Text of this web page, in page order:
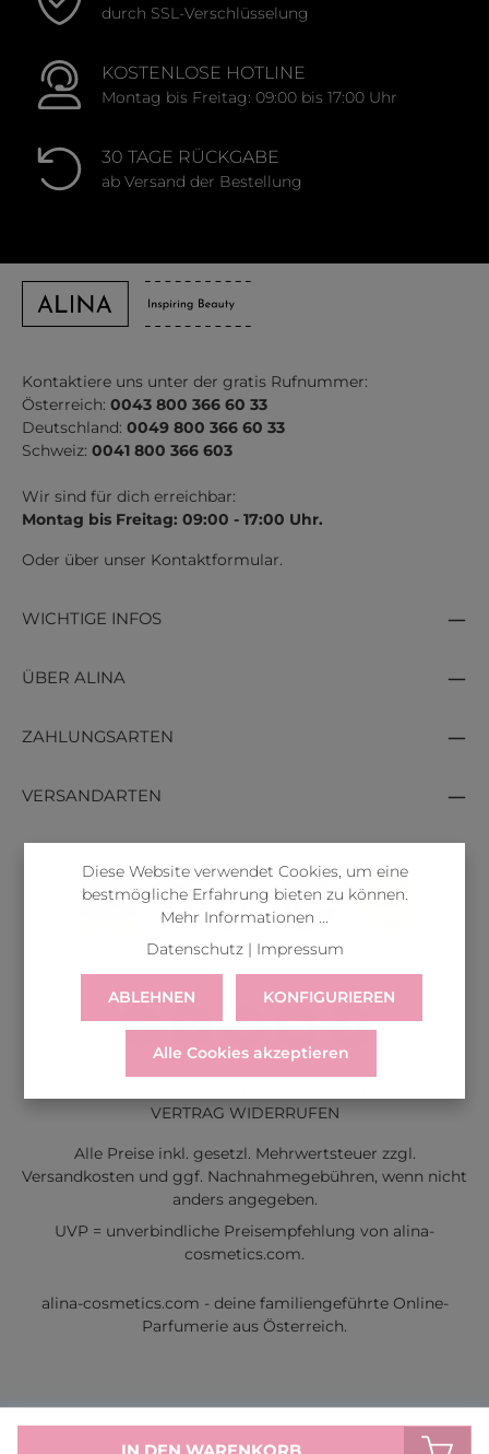
durch SSL-Verschlüsselung
KOSTENLOSE HOTLINE
Montag bis Freitag: 09:00 bis 17:00 Uhr
30 TAGE RÜCKGABE
ab Versand der Bestellung
Kontaktiere uns unter der gratis Rufnummer:
Österreich: 0043 800 366 60 33
Deutschland: 0049 800 366 60 33
Schweiz: 0041 800 366 603
Wir sind für dich erreichbar:
Montag bis Freitag: 09:00 - 17:00 Uhr.
Oder über unser Kontaktformular.
WICHTIGE INFOS
ÜBER ALINA
ZAHLUNGSARTEN
VERSANDARTEN
VERTRAG WIDERRUFEN
Alle Preise inkl. gesetzl. Mehrwertsteuer zzgl.
Versandkosten und ggf. Nachnahmegebühren, wenn nicht
anders angegeben.
UVP = unverbindliche Preisempfehlung von alina-
cosmetics.com.
alina-cosmetics.com - deine familiengeführte Online-
Parfumerie aus Österreich.
Diese Website verwendet Cookies, um eine
bestmögliche Erfahrung bieten zu können.
Mehr Informationen ...
Datenschutz| Impressum
ABLEHNEN KONFIGURIEREN
Alle Cookies akzeptieren